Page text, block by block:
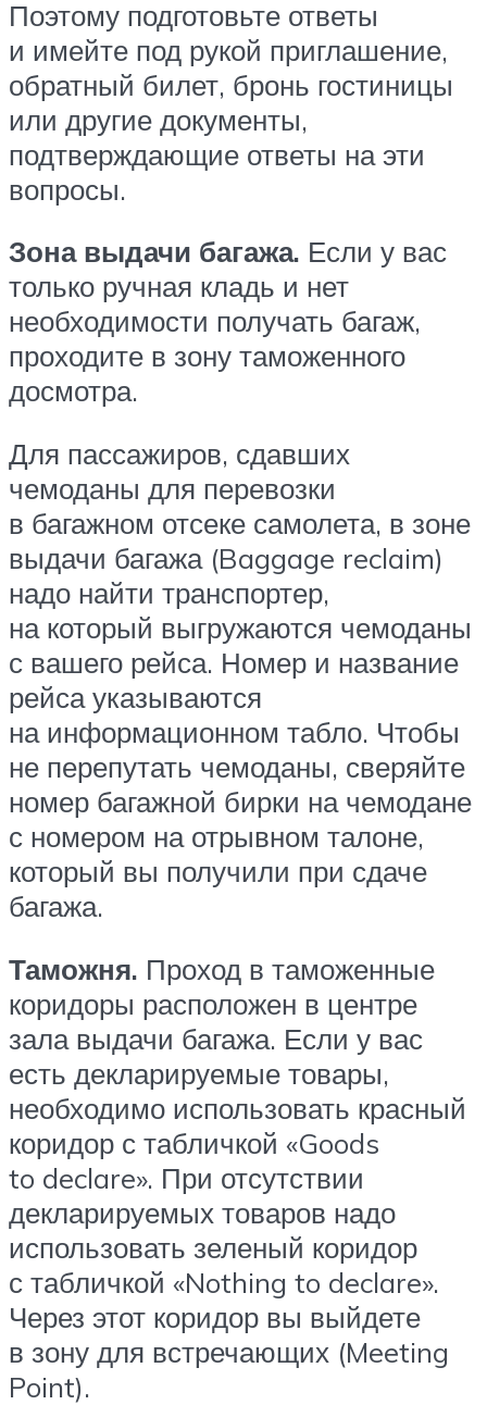
Поэтому подготовьте ответы
и имейте под рукой приглашение,
обратный билет, бронь гостиницы
или другие документы,
подтверждающие ответы на эти
вопросы.
Зона выдачи багажа. Если у вас
только ручная кладь и нет
необходимости получать багаж,
проходите в зону таможенного
досмотра.
Для пассажиров, сдавших
чемоданы для перевозки
в багажном отсеке самолета, в зоне
выдачи багажа (Baggage reclaim)
надо найти транспортер,
на который выгружаются чемоданы
с вашего рейса. Номер и название
рейса указываются
на информационном табло. Чтобы
не перепутать чемоданы, сверяйте
номер багажной бирки на чемодане
с номером на отрывном талоне,
который вы получили при сдаче
багажа.
Таможня. Проход в таможенные
коридоры расположен в центре
зала выдачи багажа. Если у вас
есть декларируемые товары,
необходимо использовать красный
коридор с табличкой «Goods
to declare». При отсутствии
декларируемых товаров надо
использовать зеленый коридор
с табличкой «Nothing to declare».
Через этот коридор вы выйдете
в зону для встречающих (Meeting
Point).